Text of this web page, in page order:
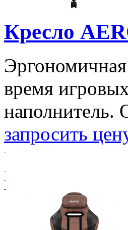
Кресло
время
наполнитель.
запросить